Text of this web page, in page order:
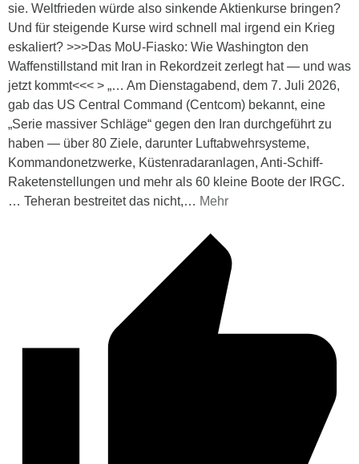
sie. Weltfrieden würde also sinkende Aktienkurse bringen?
Und für steigende Kurse wird schnell mal irgend ein Krieg
eskaliert? >>>Das MoU-Fiasko: Wie Washington den
Waffenstillstand mit Iran in Rekordzeit zerlegt hat — und was
jetzt kommt<<< > „… Am Dienstagabend, dem 7. Juli 2026,
gab das US Central Command (Centcom) bekannt, eine
„Serie massiver Schläge“ gegen den Iran durchgeführt zu
haben — über 80 Ziele, darunter Luftabwehrsysteme,
Kommandonetzwerke, Küstenradaranlagen, Anti-Schiff-
Raketenstellungen und mehr als 60 kleine Boote der IRGC.
… Teheran bestreitet das nicht,… Mehr